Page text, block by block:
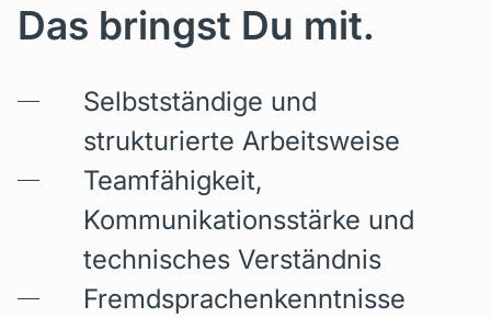
Das bringst Du mit.
Selbstständige und
strukturierte Arbeitsweise
Teamfähigkeit,
Kommunikationsstärke und
technisches Verständnis
Fremdsprachenkenntnisse